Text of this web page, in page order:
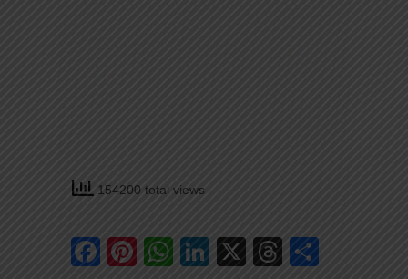
154200 total views
Facebook
Pinterest
WhatsApp
LinkedIn
X Threads